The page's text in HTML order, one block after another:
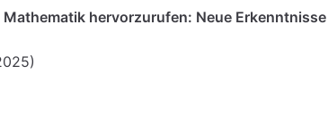
hervorzurufen: Neue Erkenntnisse